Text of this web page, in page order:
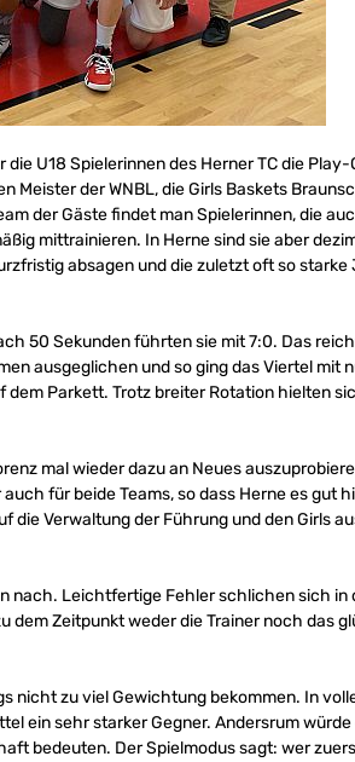
U18 Spielerinnen des Herner TC die
der WNBL, die Girls Baskets
der Gäste findet man Spielerinnen, die
mittrainieren. In Herne sind sie aber
absagen und die zuletzt oft so
50 Sekunden führten sie mit 7:0. Das
ausgeglichen und so ging das Viertel mit
Parkett. Trotz breiter Rotation hielten
mal wieder dazu an Neues
für beide Teams, so dass Herne es gut
Verwaltung der Führung und den Girls
nach. Leichtfertige Fehler schlichen sich in
dem Zeitpunkt weder die Trainer noch das
nicht zu viel Gewichtung bekommen. In
ein sehr starker Gegner. Andersrum würde
bedeuten. Der Spielmodus sagt: wer